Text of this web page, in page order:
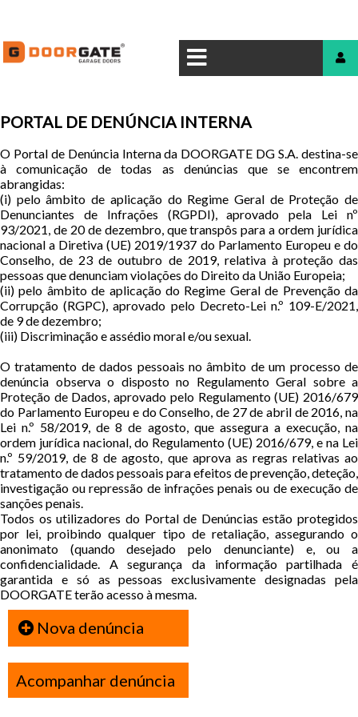
PORTAL DE DENÚNCIA INTERNA
O Portal de Denúncia Interna da DOORGATE DG S.A. destina-se
à comunicação de todas as denúncias que se encontrem
abrangidas:
(i) pelo âmbito de aplicação do Regime Geral de Proteção de
Denunciantes de Infrações (RGPDI), aprovado pela Lei nº
93/2021, de 20 de dezembro, que transpôs para a ordem jurídica
nacional a Diretiva (UE) 2019/1937 do Parlamento Europeu e do
Conselho, de 23 de outubro de 2019, relativa à proteção das
pessoas que denunciam violações do Direito da União Europeia;
(ii) pelo âmbito de aplicação do Regime Geral de Prevenção da
Corrupção (RGPC), aprovado pelo Decreto-Lei n.º 109-E/2021,
de 9 de dezembro;
(iii) Discriminação e assédio moral e/ou sexual.
O tratamento de dados pessoais no âmbito de um processo de
denúncia observa o disposto no Regulamento Geral sobre a
Proteção de Dados, aprovado pelo Regulamento (UE) 2016/679
do Parlamento Europeu e do Conselho, de 27 de abril de 2016, na
Lei n.º 58/2019, de 8 de agosto, que assegura a execução, na
ordem jurídica nacional, do Regulamento (UE) 2016/679, e na Lei
n.º 59/2019, de 8 de agosto, que aprova as regras relativas ao
tratamento de dados pessoais para efeitos de prevenção, deteção,
investigação ou repressão de infrações penais ou de execução de
sanções penais.
Todos os utilizadores do Portal de Denúncias estão protegidos
por lei, proibindo qualquer tipo de retaliação, assegurando o
anonimato (quando desejado pelo denunciante) e, ou a
confidencialidade. A segurança da informação partilhada é
garantida e só as pessoas exclusivamente designadas pela
DOORGATE terão acesso à mesma.
Nova denúncia
Acompanhar denúncia